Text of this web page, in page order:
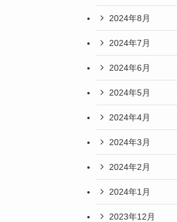
2024年8月
2024年7月
2024年6月
2024年5月
2024年4月
2024年3月
2024年2月
2024年1月
2023年12月